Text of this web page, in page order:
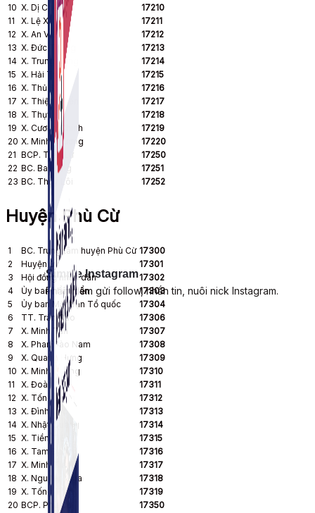
Simple Instagram
Phần mềm gửi follow, nhắn tin, nuôi nick Instagram.
10 X. Dị Chế
17210
11
X. Lệ Xá
17211
12 X. An Viên
17212
13 X. Đức Thắng
17213
14 X. Trung Dũng
17214
15 X. Hải Triều
17215
16 X. Thủ Sỹ
17216
17 X. Thiện Phiến
17217
18 X. Thụy Lôi
17218
19 X. Cương Chính
17219
20 X. Minh Phương
17220
21 BCP. Tiên Lữ
17250
22 BC. Ba Hàng
17251
23 BC. Thụy Lôi 17252
Huyện Phù Cừ
1 BC. Trung tâm huyện Phù Cừ 17300
2
Huyện ủy
17301
3
Hội đồng nhân dân
17302
4
Ủy ban nhân dân
17303
5
Ủy ban Mặt trận Tổ quốc
17304
6
TT. Trần Cao
17306
7
X. Minh Tân
17307
8
X. Phan Sào Nam
17308
9
X. Quang Hưng
17309
10 X. Minh Hoàng
17310
11
X. Đoàn Đào
17311
12 X. Tống Phan
17312
13 X. Đình Cao
17313
14 X. Nhật Quang
17314
15 X. Tiền Tiến
17315
16 X. Tam Đa
17316
17 X. Minh Tiến
17317
18 X. Nguyên Hòa
17318
19 X. Tống Trân
17319
20 BCP. Phù Cừ
17350